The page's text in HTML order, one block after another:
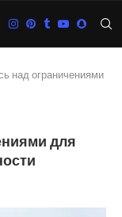
над ограничениями
для